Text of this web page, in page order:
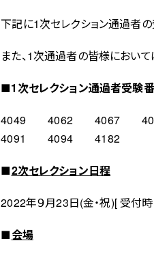
下記に1次セレクション通過者
また、1次通過者の皆様において
■1次セレクション通過者受験番
4049 4062 4067
4091 4094 4182
■2次セレクション日程
2022年９月23日(金・祝)[ 受
■会場